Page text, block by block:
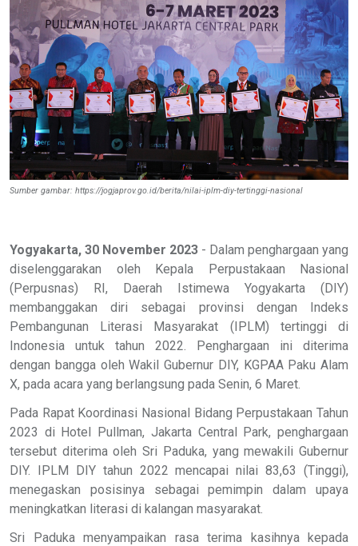
Sumber gambar: https://jogjaprov.go.id/berita/nilai-iplm-diy-tertinggi-nasional
Yogyakarta, 30 November 2023 - Dalam penghargaan yang
diselenggarakan oleh Kepala Perpustakaan Nasional
(Perpusnas) RI, Daerah Istimewa Yogyakarta (DIY)
membanggakan diri sebagai provinsi dengan Indeks
Pembangunan Literasi Masyarakat (IPLM) tertinggi di
Indonesia untuk tahun 2022. Penghargaan ini diterima
dengan bangga oleh Wakil Gubernur DIY, KGPAA Paku Alam
X, pada acara yang berlangsung pada Senin, 6 Maret.
Pada Rapat Koordinasi Nasional Bidang Perpustakaan Tahun
2023 di Hotel Pullman, Jakarta Central Park, penghargaan
tersebut diterima oleh Sri Paduka, yang mewakili Gubernur
DIY. IPLM DIY tahun 2022 mencapai nilai 83,63 (Tinggi),
menegaskan posisinya sebagai pemimpin dalam upaya
meningkatkan literasi di kalangan masyarakat.
Sri Paduka menyampaikan rasa terima kasihnya kepada